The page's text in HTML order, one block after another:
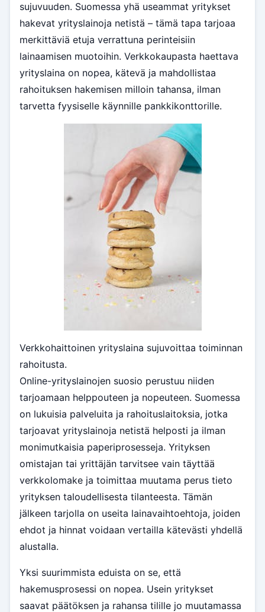
sujuvuuden. Suomessa yhä useammat yritykset
hakevat yrityslainoja netistä – tämä tapa tarjoaa
merkittäviä etuja verrattuna perinteisiin
lainaamisen muotoihin. Verkkokaupasta haettava
yrityslaina on nopea, kätevä ja mahdollistaa
rahoituksen hakemisen milloin tahansa, ilman
tarvetta fyysiselle käynnille pankkikonttorille.
Verkkohaittoinen yrityslaina sujuvoittaa toiminnan
rahoitusta.
Online-yrityslainojen suosio perustuu niiden
tarjoamaan helppouteen ja nopeuteen. Suomessa
on lukuisia palveluita ja rahoituslaitoksia, jotka
tarjoavat yrityslainoja netistä helposti ja ilman
monimutkaisia paperiprosesseja. Yrityksen
omistajan tai yrittäjän tarvitsee vain täyttää
verkkolomake ja toimittaa muutama perus tieto
yrityksen taloudellisesta tilanteesta. Tämän
jälkeen tarjolla on useita lainavaihtoehtoja, joiden
ehdot ja hinnat voidaan vertailla kätevästi yhdellä
alustalla.
Yksi suurimmista eduista on se, että
hakemusprosessi on nopea. Usein yritykset
saavat päätöksen ja rahansa tilille jo muutamassa